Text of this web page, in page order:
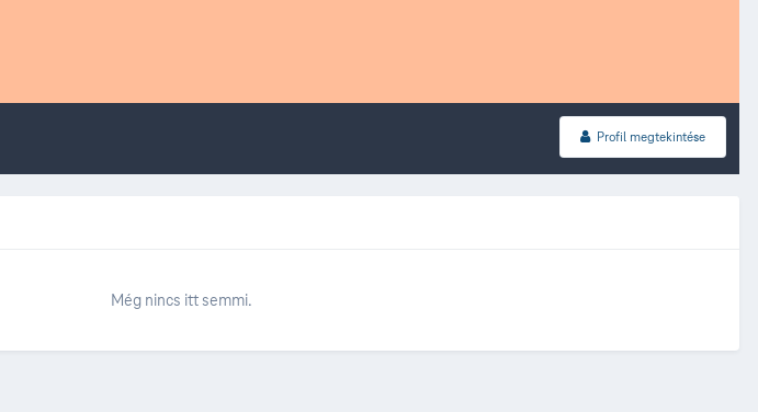
Profil megtekintése
Még nincs itt semmi.